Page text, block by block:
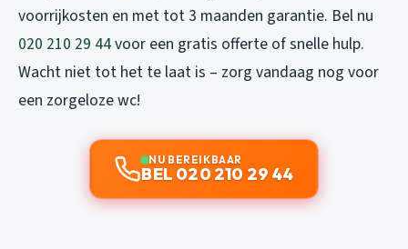
voorrijkosten en met tot 3 maanden garantie. Bel nu
020 210 29 44voor een gratis offerte of snelle hulp.
Wacht niet tot het te laat is – zorg vandaag nog voor
een zorgeloze wc!
NU BEREIKBAAR
BEL 020 210 29 44